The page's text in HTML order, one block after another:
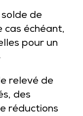
de
cas échéant,
pour un
relevé de
des
réductions